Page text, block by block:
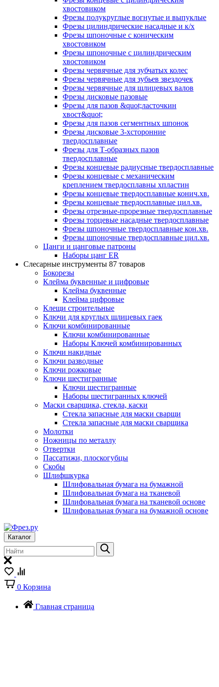
хвостовиком
Фрезы полукруглые вогнутые и выпуклые
Фрезы цилиндрические насадные и к/х
Фрезы шпоночные с коническим
хвостовиком
Фрезы шпоночные с цилиндрическим
хвостовиком
Фрезы червячные для зубчатых колес
Фрезы червячные для зубьев звездочек
Фрезы червячные для шлицевых валов
Фрезы дисковые пазовые
Фрезы для пазов &quot;ласточкин
хвост&quot;
Фрезы для пазов сегментных шпонок
Фрезы дисковые 3-хсторонние
твердосплавные
Фрезы для Т-образных пазов
твердосплавные
Фрезы концевые радиусные твердосплавные
Фрезы концевые с механическим
креплением твердосплавны хпластин
Фрезы концевые твердосплавные конич.хв.
Фрезы концевые твердосплавные цил.хв.
Фрезы отрезные-прорезные твердосплавные
Фрезы торцевые насадные твердосплавные
Фрезы шпоночные твердосплавные кон.хв.
Фрезы шпоночные твердосплавные цил.хв.
Цанги и цанговые патроны
Наборы цанг ER
Слесарные инструменты 87 товаров
Бокорезы
Клейма буквенные и цифровые
Клейма буквенные
Клейма цифровые
Клещи строительные
Ключи для круглых шлицевых гаек
Ключи комбинированные
Ключи комбинированные
Наборы Ключей комбинированных
Ключи накидные
Ключи разводные
Ключи рожковые
Ключи шестигранные
Ключи шестигранные
Наборы шестигранных ключей
Маски сварщика, стекла, каски
Стекла запасные для маски сварщи
Стекла запасные для маски сварщика
Молотки
Ножницы по металлу
Отвертки
Пассатижи, плоскогубцы
Скобы
Шлифшкурка
Шлифовальная бумага на бумажной
Шлифовальная бумага на тканевой
Шлифовальная бумага на тканевой основе
Шлифовальная бумага на бумажной основе
Каталог
0 Корзина
Главная страница